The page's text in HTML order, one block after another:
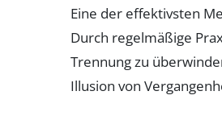
Eine der effektivsten
Durch regelmäßige
Trennung zu
Illusion von